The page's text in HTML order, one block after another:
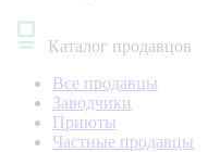
Каталог продавцов
Все продавцы
Заводчики
Приюты
Частные продавцы